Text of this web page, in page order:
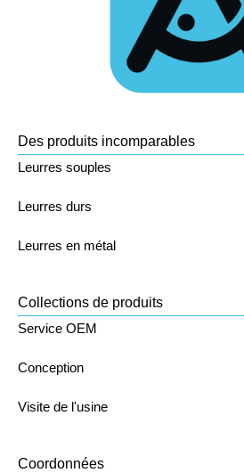
Des produits incomparables
Leurres souples
Leurres durs
Leurres en métal
Collections de produits
Service OEM
Conception
Visite de l'usine
Coordonnées